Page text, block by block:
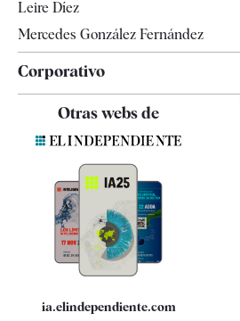
Leire Díez
Mercedes González Fernández
Corporativo
Quiénes somos
Especificaciones
Otras webs de
ia.elindependiente.com